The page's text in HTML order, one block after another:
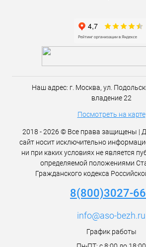
Наш адрес: г. Москва, ул.
владение 22
Посмотреть на карте
2018 - 2026 © Все права защищены |
сайт носит исключительно
ни при каких условиях не является
определяемой положениями
Гражданского кодекса
8(800)3027-
info@aso-bezh.ru
График работы